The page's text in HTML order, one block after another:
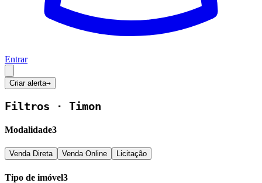
Entrar
Criar alerta→
Filtros · Timon
Modalidade3
Venda Direta Venda Online Licitação
Tipo de imóvel3